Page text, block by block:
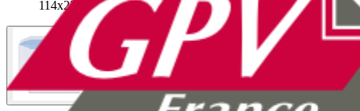
114x229 80 g/m² gommées